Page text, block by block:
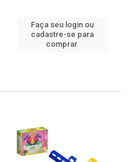
Faça seu login ou
cadastre-se para
comprar.